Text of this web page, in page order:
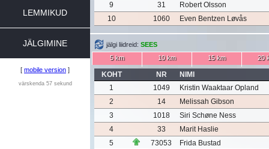
LEMMIKUD
JÄLGIMINE
[ mobile version ]
värskenda 57 sekund
9
31
Robert Olsson
10
1060 Even Bentzen Løvås
jälgi liidreid: SEES
5 km
10 km 15 km 20
KOHT NR
NIMI
1
1049
Kristin Waaktaar Opland
2
14
Melissah Gibson
3
1018
Siri Schøne Ness
4
33
Marit Haslie
5
73053
Frida Bustad